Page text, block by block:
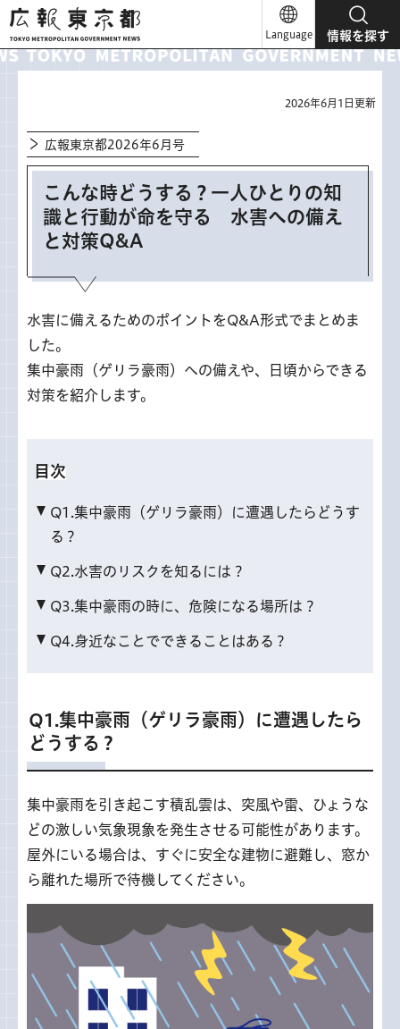
広報東京都
Language 情報を探す
2026年6月1日更新
広報東京都2026年6月号
こんな時どうする？一人ひとりの知
識と行動が命を守る 水害への備え
と対策Q&A
水害に備えるためのポイントをQ&A形式でまとめま
した。
集中豪雨（ゲリラ豪雨）への備えや、日頃からできる
対策を紹介します。
目次
Q1.集中豪雨（ゲリラ豪雨）に遭遇したらどうす
る？
Q2.水害のリスクを知るには？
Q3.集中豪雨の時に、危険になる場所は？
Q4.身近なことでできることはある？
Q1.集中豪雨（ゲリラ豪雨）に遭遇したら
どうする？
集中豪雨を引き起こす積乱雲は、突風や雷、ひょうな
どの激しい気象現象を発生させる可能性があります。
屋外にいる場合は、すぐに安全な建物に避難し、窓か
ら離れた場所で待機してください。